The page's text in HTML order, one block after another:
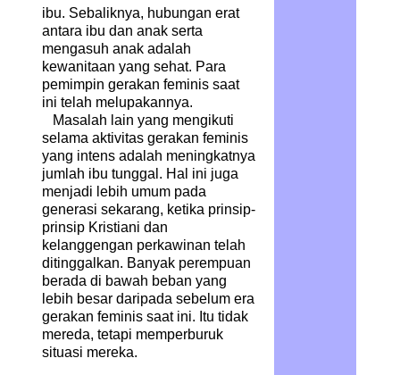
ibu. Sebaliknya, hubungan erat
antara ibu dan anak serta
mengasuh anak adalah
kewanitaan yang sehat. Para
pemimpin gerakan feminis saat
ini telah melupakannya.
Masalah lain yang mengikuti
selama aktivitas gerakan feminis
yang intens adalah meningkatnya
jumlah ibu tunggal. Hal ini juga
menjadi lebih umum pada
generasi sekarang, ketika prinsip-
prinsip Kristiani dan
kelanggengan perkawinan telah
ditinggalkan. Banyak perempuan
berada di bawah beban yang
lebih besar daripada sebelum era
gerakan feminis saat ini. Itu tidak
mereda, tetapi memperburuk
situasi mereka.